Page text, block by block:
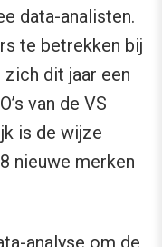
data-analisten.
te betrekken bij
dit jaar een
van de VS
is de wijze
nieuwe merken